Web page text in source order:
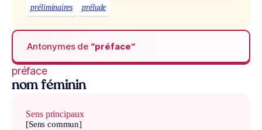
préliminaires
prélude
Antonymes de “préface“
préface
nom féminin
Sens principaux
[Sens commun]